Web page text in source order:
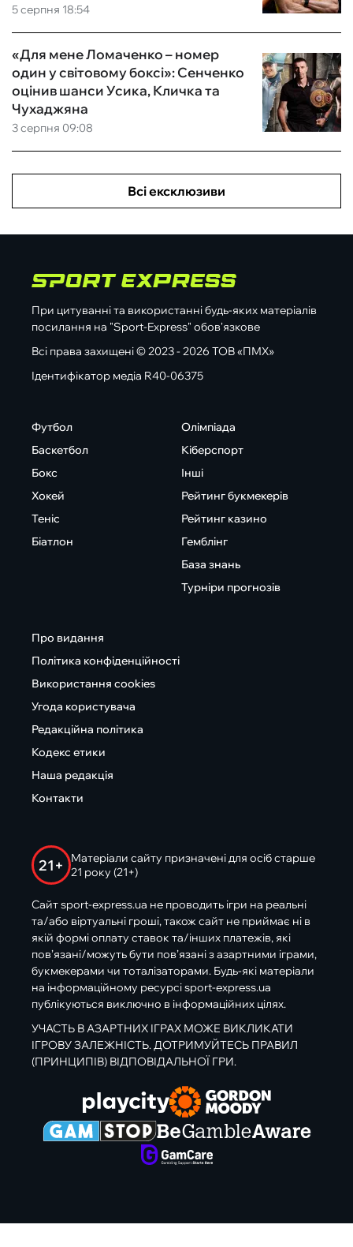
5 серпня 18:54
3 серпня 09:08
«Для мене Ломаченко – номер
один у світовому боксі»: Сенченко
оцінив шанси Усика, Кличка та
Чухаджяна
Всі ексклюзиви
При цитуванні та використанні будь-яких матеріалів
посилання на "Sport-Express" обов'язкове
Всі права захищені © 2023 - 2026 ТОВ «ПМХ»
Ідентифікатор медіа R40-06375
Футбол
Баскетбол
Бокс
Хокей
Теніс
Біатлон
Олімпіада
Кіберспорт
Інші
Рейтинг букмекерів
Рейтинг казино
Гемблінг
База знань
Турніри прогнозів
Про видання
Політика конфіденційності
Використання cookies
Угода користувача
Редакційна політика
Кодекс етики
Наша редакція
Контакти
21+
Матеріали сайту призначені для осіб старше
21 року (21+)
Сайт sport-express.ua не проводить ігри на реальні
та/або віртуальні гроші, також сайт не приймає ні в
якій формі оплату ставок та/інших платежів, які
пов’язані/можуть бути пов’язані з азартними іграми,
букмекерами чи тоталізаторами. Будь-які матеріали
на інформаційному ресурсі sport-express.ua
публікуються виключно в інформаційних цілях.
УЧАСТЬ В АЗАРТНИХ ІГРАХ МОЖЕ ВИКЛИКАТИ
ІГРОВУ ЗАЛЕЖНІСТЬ. ДОТРИМУЙТЕСЬ ПРАВИЛ
(ПРИНЦИПІВ) ВІДПОВІДАЛЬНОЇ ГРИ.